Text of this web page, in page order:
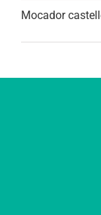
Mocador